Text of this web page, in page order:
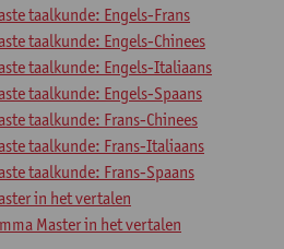
taalkunde: Engels-Frans
taalkunde: Engels-Chinees
taalkunde: Engels-Italiaans
taalkunde: Engels-Spaans
taalkunde: Frans-Chinees
taalkunde: Frans-Italiaans
taalkunde: Frans-Spaans
in het vertalen
Master in het vertalen